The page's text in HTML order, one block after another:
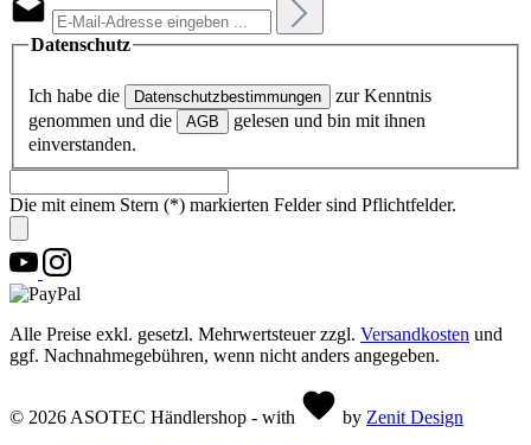
Datenschutz
Ich habe die Datenschutzbestimmungen
zur Kenntnis
genommen und die
AGB
gelesen und bin mit ihnen
einverstanden.
Die mit einem Stern (*) markierten Felder sind Pflichtfelder.
Alle Preise exkl. gesetzl. Mehrwertsteuer zzgl. Versandkosten und
ggf. Nachnahmegebühren, wenn nicht anders angegeben.
© 2026 ASOTEC Händlershop - with by Zenit Design